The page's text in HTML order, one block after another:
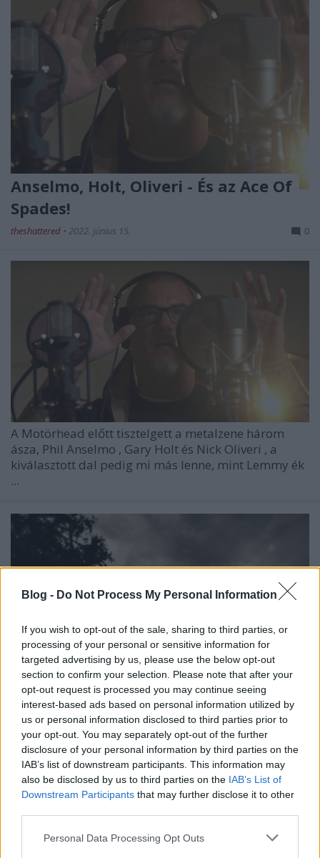
Blog - Do Not Process My Personal Information
If you wish to opt-out of the sale, sharing to third parties, or
processing of your personal or sensitive information for
targeted advertising by us, please use the below opt-out
section to confirm your selection. Please note that after your
opt-out request is processed you may continue seeing
interest-based ads based on personal information utilized by
us or personal information disclosed to third parties prior to
your opt-out. You may separately opt-out of the further
disclosure of your personal information by third parties on the
IAB’s list of downstream participants. This information may
also be disclosed by us to third parties on the IAB’s List of
Downstream Participants that may further disclose it to other
Please note that this website/app uses one or more Google
Personal Data Processing Opt Outs
Anselmo, Holt, Oliveri - És az Ace Of
Spades!
theshattered • 2022. június 15. 0
A Motörhead előtt tisztelgett a metalzene három
ásza, Phil Anselmo , Gary Holt és Nick Oliveri , a
kiválasztott dal pedig mi más lenne, mint Lemmy ék
...
En Minor - Nyugisabb projekttel állt
elő Phil Anselmo
theshattered•2019. augusztus 03.